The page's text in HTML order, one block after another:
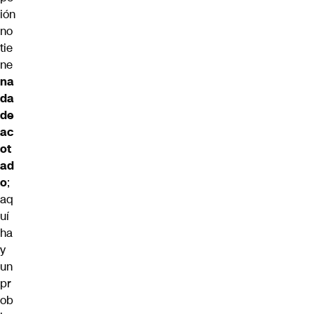
ión
no
tie
ne
na
da
de
ac
ot
ad
o;
aq
uí
ha
y
un
pr
ob